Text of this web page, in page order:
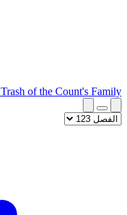
Trash of the Count's Family